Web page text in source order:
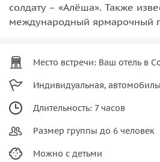
солдату – «Алёша». Также
международный ярмарочный
Место встречи: Ваш отель в
Индивидуальная,
Длительность: 7 часов
Размер группы до 6 человек
Можно с детьми